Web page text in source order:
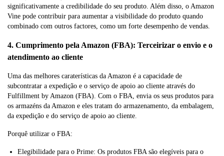
significativamente a credibilidade do seu produto. Além disso, o Amazon
Vine pode contribuir para aumentar a visibilidade do produto quando
combinado com outros factores, como um forte desempenho de vendas.
4. Cumprimento pela Amazon (FBA): Terceirizar o envio e o
atendimento ao cliente
Uma das melhores caraterísticas da Amazon é a capacidade de
subcontratar a expedição e o serviço de apoio ao cliente através do
Fulfillment by Amazon (FBA). Com o FBA, envia os seus produtos para
os armazéns da Amazon e eles tratam do armazenamento, da embalagem,
da expedição e do serviço de apoio ao cliente.
Porquê utilizar o FBA:
Elegibilidade para o Prime: Os produtos FBA são elegíveis para o